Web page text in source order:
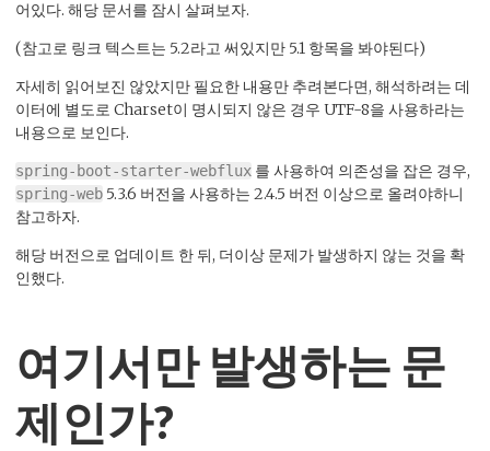
어있다. 해당 문서를 잠시 살펴보자.
(참고로 링크 텍스트는 5.2라고 써있지만 5.1 항목을 봐야된다)
자세히 읽어보진 않았지만 필요한 내용만 추려본다면, 해석하려는 데
이터에 별도로 Charset이 명시되지 않은 경우 UTF-8을 사용하라는
내용으로 보인다.
spring-boot-starter-webflux 를 사용하여 의존성을 잡은 경우,
spring-web 5.3.6 버전을 사용하는 2.4.5 버전 이상으로 올려야하니
참고하자.
해당 버전으로 업데이트 한 뒤, 더이상 문제가 발생하지 않는 것을 확
인했다.
여기서만 발생하는 문
제인가?